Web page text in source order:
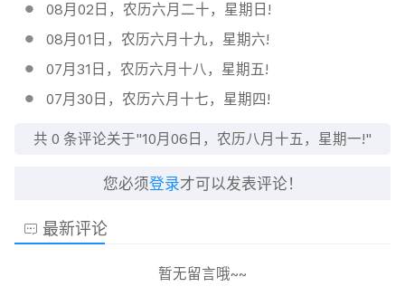
08月02日，农历六月二十，星期日!
08月01日，农历六月十九，星期六!
07月31日，农历六月十八，星期五!
07月30日，农历六月十七，星期四!
共 0 条评论关于"10月06日，农历八月十五，星期一!"
您必须登录才可以发表评论！
最新评论
暂无留言哦~~